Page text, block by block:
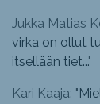
Jukka Matias
virka on ollut
itsellään tiet..."
Kari Kaaja: "